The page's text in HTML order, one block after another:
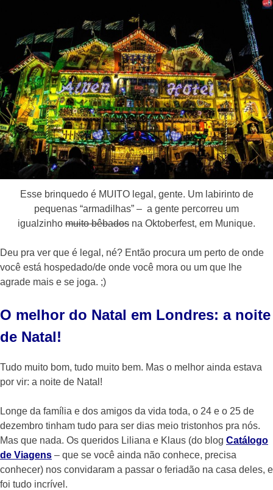
Esse brinquedo é MUITO legal, gente. Um labirinto de
pequenas “armadilhas” – a gente percorreu um
igualzinho muito bêbados na Oktoberfest, em Munique.
Deu pra ver que é legal, né? Então procura um perto de onde
você está hospedado/de onde você mora ou um que lhe
agrade mais e se joga. ;)
O melhor do Natal em Londres: a noite
de Natal!
Tudo muito bom, tudo muito bem. Mas o melhor ainda estava
por vir: a noite de Natal!
Longe da família e dos amigos da vida toda, o 24 e o 25 de
dezembro tinham tudo para ser dias meio tristonhos pra nós.
Mas que nada. Os queridos Liliana e Klaus (do blog Catálogo
de Viagens – que se você ainda não conhece, precisa
conhecer) nos convidaram a passar o feriadão na casa deles, e
foi tudo incrível.